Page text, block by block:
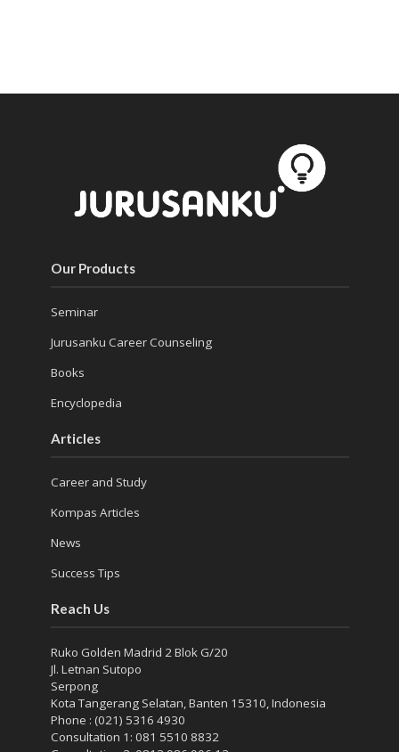
Our Products
Seminar
Jurusanku Career Counseling
Books
Encyclopedia
Articles
Career and Study
Kompas Articles
News
Success Tips
Reach Us
Ruko Golden Madrid 2 Blok G/20
Jl. Letnan Sutopo
Serpong
Kota Tangerang Selatan, Banten 15310, Indonesia
Phone : (021) 5316 4930
Consultation 1: 081 5510 8832